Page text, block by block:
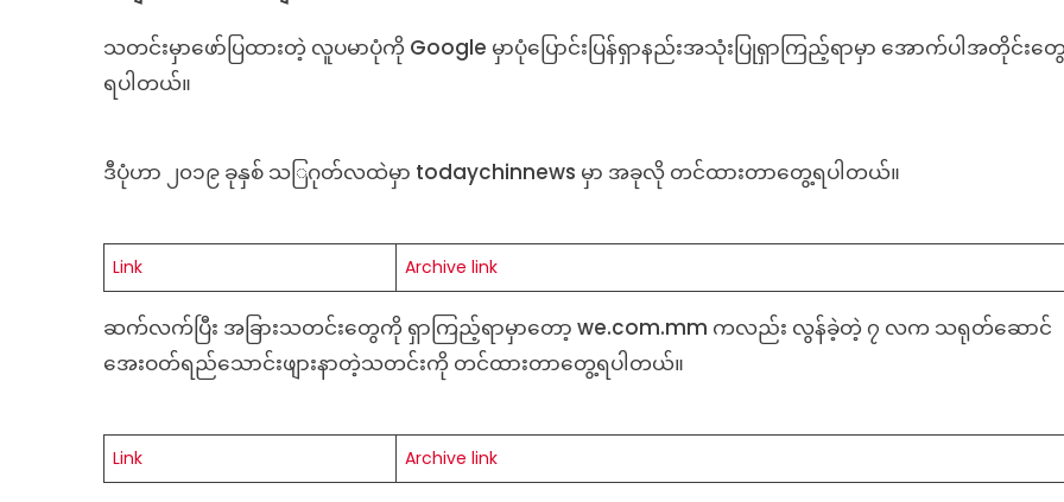
သတင်းမှာဖော်ပြထားတဲ့ လူပမာပုံကို Google မှာပုံပြောင်းပြန်ရှာနည်းအသုံးပြုရှာကြည့်ရာမှာ အောက်ပါအတိုင်းတွ
ရပါတယ်။
ဒီပုံဟာ ၂၀၁၉ ခုနှစ် သ◌ြဂုတ်လထဲမှာ todaychinnews မှာ အခုလို တင်ထားတာတွေ့ရပါတယ်။
Link Archive link
ဆက်လက်ပြီး အခြားသတင်းတွေကို ရှာကြည့်ရာမှာတော့ we.com.mm ကလည်း လွန်ခဲ့တဲ့ ၇ လက သရုတ်ဆောင်
အေးဝတ်ရည်သောင်းဖျားနာတဲ့သတင်းကို တင်ထားတာတွေ့ရပါတယ်။
Link Archive link